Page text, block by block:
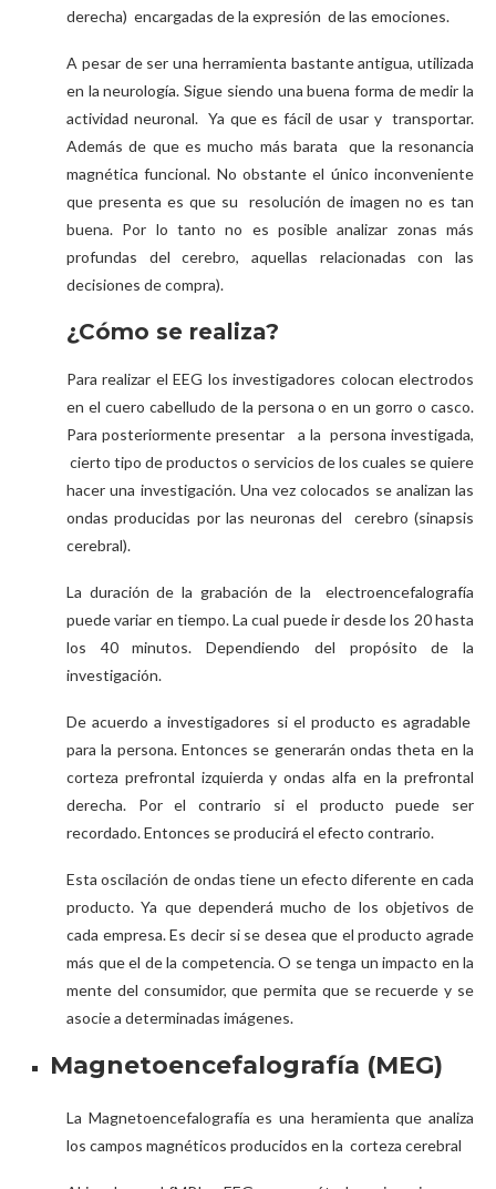
derecha) encargadas de la expresión de las emociones.
A pesar de ser una herramienta bastante antigua, utilizada
en la neurología. Sigue siendo una buena forma de medir la
actividad neuronal. Ya que es fácil de usar y transportar.
Además de que es mucho más barata que la resonancia
magnética funcional. No obstante el único inconveniente
que presenta es que su resolución de imagen no es tan
buena. Por lo tanto no es posible analizar zonas más
profundas del cerebro, aquellas relacionadas con las
decisiones de compra).
¿Cómo se realiza?
Para realizar el EEG los investigadores colocan electrodos
en el cuero cabelludo de la persona o en un gorro o casco.
Para posteriormente presentar a la persona investigada,
cierto tipo de productos o servicios de los cuales se quiere
hacer una investigación. Una vez colocados se analizan las
ondas producidas por las neuronas del cerebro (sinapsis
cerebral).
La duración de la grabación de la electroencefalografía
puede variar en tiempo. La cual puede ir desde los 20 hasta
los 40 minutos. Dependiendo del propósito de la
investigación.
De acuerdo a investigadores si el producto es agradable
para la persona. Entonces se generarán ondas theta en la
corteza prefrontal izquierda y ondas alfa en la prefrontal
derecha. Por el contrario si el producto puede ser
recordado. Entonces se producirá el efecto contrario.
Esta oscilación de ondas tiene un efecto diferente en cada
producto. Ya que dependerá mucho de los objetivos de
cada empresa. Es decir si se desea que el producto agrade
más que el de la competencia. O se tenga un impacto en la
mente del consumidor, que permita que se recuerde y se
asocie a determinadas imágenes.
Magnetoencefalografía (MEG)
La Magnetoencefalografía es una heramienta que analiza
los campos magnéticos producidos en la corteza cerebral